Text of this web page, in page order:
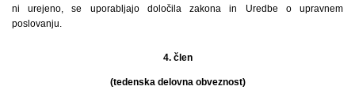
ni urejeno, se uporabljajo določila zakona in Uredbe o upravnem
poslovanju.
4. člen
(tedenska delovna obveznost)